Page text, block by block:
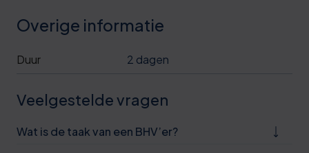
Overige informatie
Duur 2 dagen
Veelgestelde vragen
Wat is de taak van een BHV’er?